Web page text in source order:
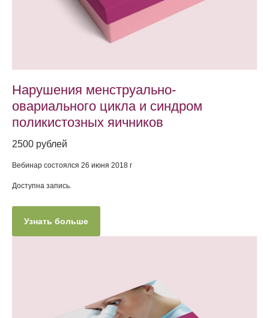
Нарушения менструально-
овариального цикла и синдром
поликистозных яичников
2500 рублей
Вебинар состоялся 26 июня 2018 г
Доступна запись.
Узнать больше